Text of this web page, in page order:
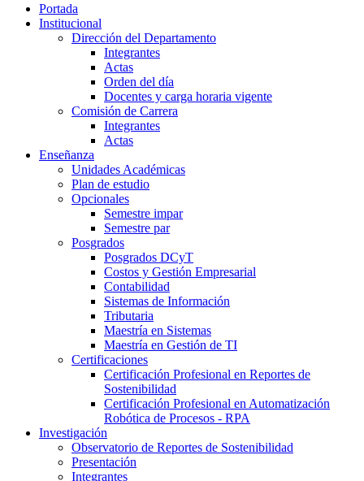
Portada
Institucional
Dirección del Departamento
Integrantes
Actas
Orden del día
Docentes y carga horaria vigente
Comisión de Carrera
Integrantes
Actas
Enseñanza
Unidades Académicas
Plan de estudio
Opcionales
Semestre impar
Semestre par
Posgrados
Posgrados DCyT
Costos y Gestión Empresarial
Contabilidad
Sistemas de Información
Tributaria
Maestría en Sistemas
Maestría en Gestión de TI
Certificaciones
Certificación Profesional en Reportes de
Sostenibilidad
Certificación Profesional en Automatización
Robótica de Procesos - RPA
Investigación
Observatorio de Reportes de Sostenibilidad
Presentación
Integrantes